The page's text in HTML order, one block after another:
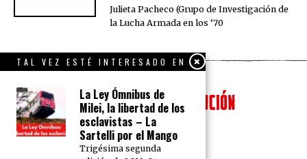
Julieta Pacheco (Grupo de Investigación de
la Lucha Armada en los ‘70
TAL VEZ ESTÉ INTERESADO EN
La Ley Ómnibus de
Milei, la libertad de los
esclavistas – La
Sartelli por el Mango
Trigésima segunda